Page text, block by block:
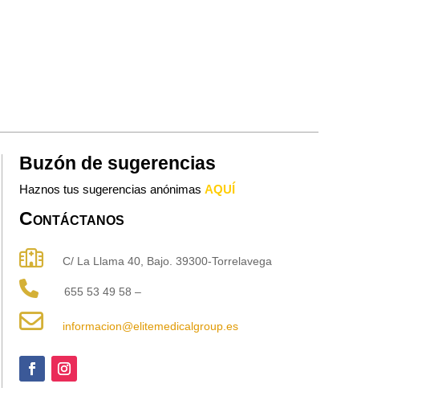
Buzón de sugerencias
Haznos tus sugerencias anónimasAQUÍ
Contáctanos
C/ La Llama 40, Bajo. 39300-Torrelavega
655 53 49 58 –
informacion@elitemedicalgroup.es